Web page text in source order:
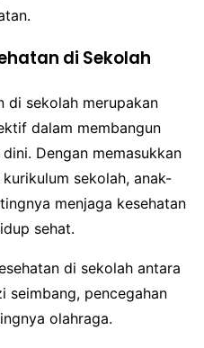
di Sekolah
di sekolah merupakan
dalam membangun
Dengan memasukkan
sekolah, anak-
menjaga kesehatan
sehat.
di sekolah antara
seimbang, pencegahan
olahraga.